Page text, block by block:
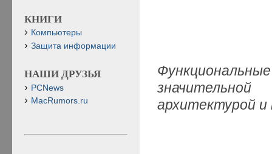
Ф
архитектурой
КНИГИ
Компьютеры
Защита информации
НАШИ ДРУЗЬЯ
PCNews
MacRumors.ru